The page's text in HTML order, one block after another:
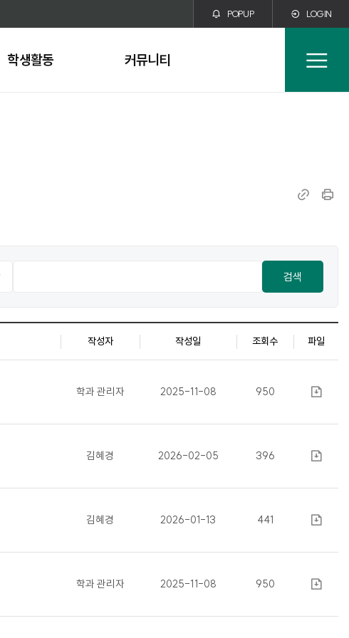
POPUP LOGIN
학생활동 커뮤니티
전
메
링
검색
작성자 작성일 조회수 파일
학과 관리자 2025-11-08 950
김혜경 2026-02-05 396
김혜경 2026-01-13 441
학과 관리자 2025-11-08 950